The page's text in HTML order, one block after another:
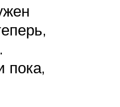
пока,